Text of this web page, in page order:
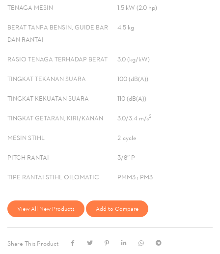
TENAGA MESIN 1.5 kW (2.0 hp)
BERAT TANPA BENSIN, GUIDE BAR
DAN RANTAI
4.5 kg
RASIO TENAGA TERHADAP BERAT 3.0 (kg/kW)
TINGKAT TEKANAN SUARA 100 (dB(A))
TINGKAT KEKUATAN SUARA 110 (dB(A))
TINGKAT GETARAN, KIRI/KANAN 3.0/3.4 m/s2
MESIN STIHL 2-cycle
PITCH RANTAI 3/8″ P
TIPE RANTAI STIHL OILOMATIC PMM3 ; PM3
View All New Products Add to Compare
Share This Product